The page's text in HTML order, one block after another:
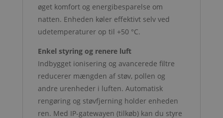
øget komfort og energibesparelse om
natten. Enheden køler effektivt selv ved
udetemperaturer op til +50 °C.
Enkel styring og renere luft
Indbygget ionisering og avancerede filtre
reducerer mængden af støv, pollen og
andre urenheder i luften. Automatisk
rengøring og støvfjerning holder enheden
ren. Med IP-gatewayen (tilkøb) kan du styre